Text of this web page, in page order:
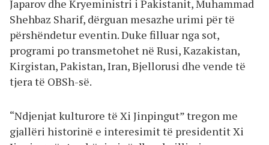
Japarov dhe Kryeministri i Pakistanit, Muhammad
Shehbaz Sharif, dërguan mesazhe urimi për të
përshëndetur eventin. Duke filluar nga sot,
programi po transmetohet në Rusi, Kazakistan,
Kirgistan, Pakistan, Iran, Bjellorusi dhe vende të
tjera të OBSh-së.
“Ndjenjat kulturore të Xi Jinpingut” tregon me
gjallëri historinë e interesimit të presidentit Xi